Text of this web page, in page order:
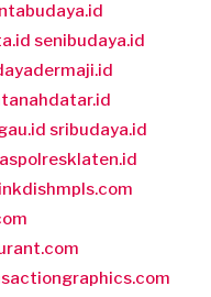
senibudaya.id
sribudaya.id